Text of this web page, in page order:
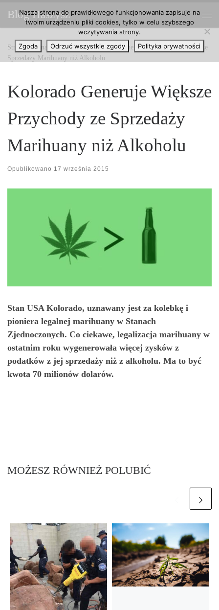
Przejdź do treści
Blog Haszysz
Strona główna » Marihuana » Kolorado Generuje Większe Przychody ze
Sprzedaży Marihuany niż Alkoholu
Kolorado Generuje Większe
Przychody ze Sprzedaży
Marihuany niż Alkoholu
Opublikowano 17 września 2015
Stan USA Kolorado, uznawany jest za kolebkę i
pioniera legalnej marihuany w Stanach
Zjednoczonych. Co ciekawe, legalizacja marihuany w
ostatnim roku wygenerowała więcej zysków z
podatków z jej sprzedaży niż z alkoholu. Ma to być
kwota 70 milionów dolarów.
MOŻESZ RÓWNIEŻ POLUBIĆ
Nasza strona do prawidłowego funkcjonowania zapisuje na
twoim urządzeniu pliki cookies, tylko w celu szybszego
wczytywania strony.
Zgoda
Odrzuć wszystkie zgody Polityka prywatności